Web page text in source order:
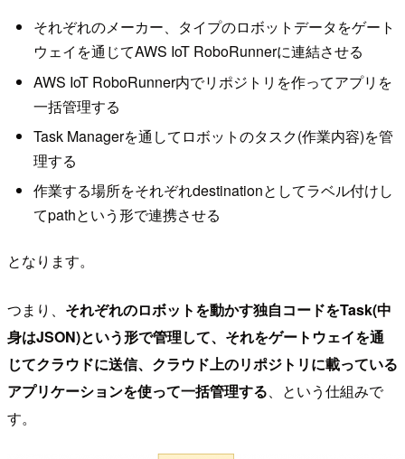
それぞれのメーカー、タイプのロボットデータをゲート
ウェイを通じてAWS IoT RoboRunnerに連結させる
AWS IoT RoboRunner内でリポジトリを作ってアプリを
一括管理する
Task Managerを通してロボットのタスク(作業内容)を管
理する
作業する場所をそれぞれdestinationとしてラベル付けし
てpathという形で連携させる
となります。
つまり、 それぞれのロボットを動かす独自コードをTask(中
身はJSON)という形で管理して、それをゲートウェイを通
じてクラウドに送信、クラウド上のリポジトリに載っている
アプリケーションを使って一括管理する、という仕組みで
す。